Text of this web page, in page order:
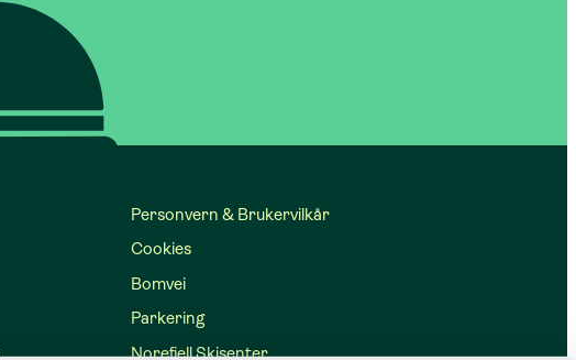
Personvern & Brukervilkår
Cookies
Bomvei
Parkering
Norefjell Skisenter